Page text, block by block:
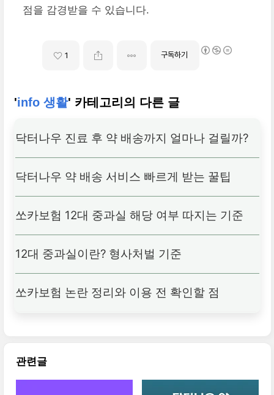
점을 감경받을 수 있습니다.
1 구독하기
'info 생활' 카테고리의 다른 글
닥터나우 진료 후 약 배송까지 얼마나 걸릴까?
닥터나우 약 배송 서비스 빠르게 받는 꿀팁
쏘카보험 12대 중과실 해당 여부 따지는 기준
12대 중과실이란? 형사처벌 기준
쏘카보험 논란 정리와 이용 전 확인할 점
관련글